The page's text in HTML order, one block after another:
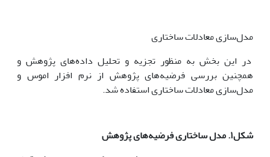
مدل‌سازی معادلات ساختاری
در این بخش به منظور تجزیه و تحلیل داده‌های پژوهش و
همچنین بررسی فرضیه‌های پژوهش از نرم افزار اموس و
مدل‌سازی معادلات ساختاری استفاده شد.
شکل۱. مدل ساختاری فرضیه‌های پژوهش